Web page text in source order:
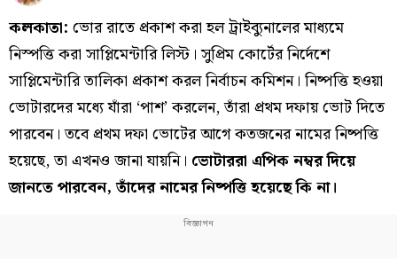
কলকাতা: ভোর রাতে প্রকাশ করা হল ট্রাইব্যুনালের মাধ্যমে
নিস্পত্তি করা সাপ্লিমেন্টারি লিস্ট। সুপ্রিম কোর্টের নির্দেশে
সাপ্লিমেন্টারি তালিকা প্রকাশ করল নির্বাচন কমিশন। নিষ্পত্তি হওয়া
ভোটারদের মধ্যে যাঁরা ‘পাশ’ করলেন, তাঁরা প্রথম দফায় ভোট দিতে
পারবেন। তবে প্রথম দফা ভোটের আগে কতজনের নামের নিষ্পত্তি
হয়েছে, তা এখনও জানা যায়নি। ভোটাররা এপিক নম্বর দিয়ে
জানতে পারবেন, তাঁদের নামের নিষ্পত্তি হয়েছে কি না।